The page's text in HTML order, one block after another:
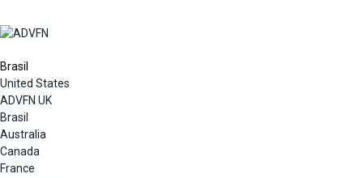
Brasil
United States
ADVFN UK
Brasil
Australia
Canada
France